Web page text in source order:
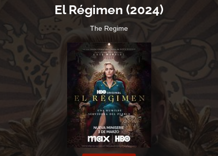
El Régimen (2024)
The Regime